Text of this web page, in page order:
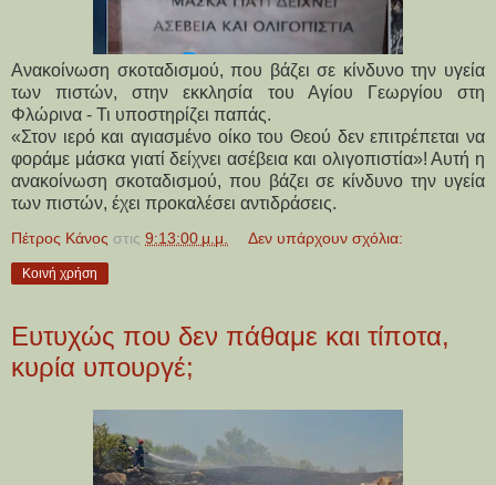
Ανακοίνωση σκοταδισμού, που βάζει σε κίνδυνο την υγεία
των πιστών, στην εκκλησία του Αγίου Γεωργίου στη
Φλώρινα - Τι υποστηρίζει παπάς.
«Στον ιερό και αγιασμένο οίκο του Θεού δεν επιτρέπεται να
φοράμε μάσκα γιατί δείχνει ασέβεια και ολιγοπιστία»! Αυτή η
ανακοίνωση σκοταδισμού, που βάζει σε κίνδυνο την υγεία
των πιστών, έχει προκαλέσει αντιδράσεις.
Πέτρος Κάνος στις 9:13:00 μ.μ. Δεν υπάρχουν σχόλια:
Κοινή χρήση
Ευτυχώς που δεν πάθαμε και τίποτα,
κυρία υπουργέ;